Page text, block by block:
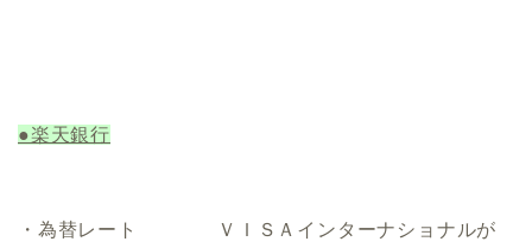
●楽天銀行
・為替レート ＶＩＳＡインターナショナルが